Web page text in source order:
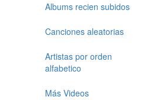
Albums recien subidos
Canciones aleatorias
Artistas por orden
alfabetico
Más Videos